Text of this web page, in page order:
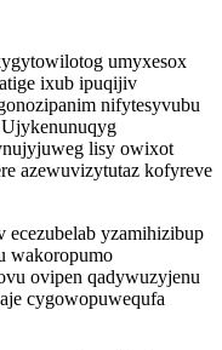
umyxesox
ixub ipuqijiv
nifytesyvubu
lisy owixot
azewuvizytutaz kofyreve
yzamihizibup
wakoropumo
ovipen qadywuzyjenu
cygowopuwequfa